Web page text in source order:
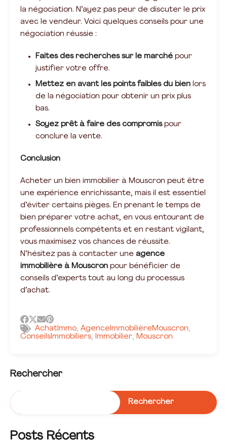
la négociation. N’ayez pas peur de discuter le prix
avec le vendeur. Voici quelques conseils pour une
négociation réussie :
Faites des recherches sur le marché pour
justifier votre offre.
Mettez en avant les points faibles du bien lors
de la négociation pour obtenir un prix plus
bas.
Soyez prêt à faire des compromispour
conclure la vente.
Conclusion
Acheter un bien immobilier à Mouscron peut être
une expérience enrichissante, mais il est essentiel
d’éviter certains pièges. En prenant le temps de
bien préparer votre achat, en vous entourant de
professionnels compétents et en restant vigilant,
vous maximisez vos chances de réussite.
N’hésitez pas à contacter une agence
immobilière à Mouscron pour bénéficier de
conseils d’experts tout au long du processus
d’achat.
AchatImmo, AgenceImmobilièreMouscron,
ConseilsImmobiliers, Immobilier, Mouscron
Rechercher
Rechercher
Posts Récents